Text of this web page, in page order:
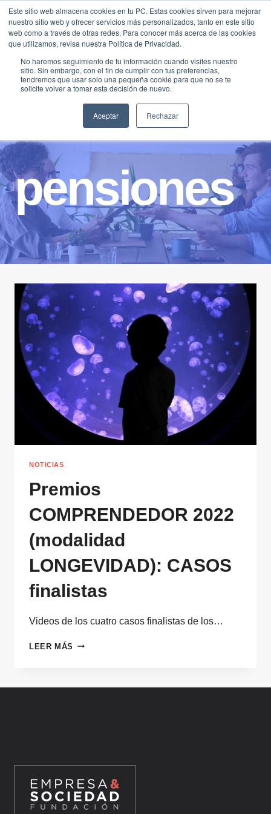
Este sitio web almacena cookies en tu PC. Estas cookies sirven para mejorar
nuestro sitio web y ofrecer servicios más personalizados, tanto en este sitio
web como a través de otras redes. Para conocer más acerca de las cookies
que utilizamos, revisa nuestra Política de Privacidad.
No haremos seguimiento de tu información cuando visites nuestro
sitio. Sin embargo, con el fin de cumplir con tus preferencias,
tendremos que usar solo una pequeña cookie para que no se te
solicite volver a tomar esta decisión de nuevo.
Aceptar Rechazar
Saltar
contenido
pensiones
NOTICIAS
Premios
COMPRENDEDOR 2022
(modalidad
LONGEVIDAD): CASOS
finalistas
Videos de los cuatro casos finalistas de los…
LEER MÁS PREMIOS
Traducir »